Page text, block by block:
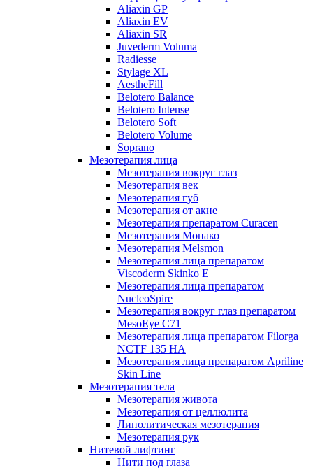
Aliaxin GP
Aliaxin EV
Aliaxin SR
Juvederm Voluma
Radiesse
Stylage XL
AestheFill
Belotero Balance
Belotero Intense
Belotero Soft
Belotero Volume
Soprano
Мезотерапия лица
Мезотерапия вокруг глаз
Мезотерапия век
Мезотерапия губ
Мезотерапия от акне
Мезотерапия препаратом Curacen
Мезотерапия Монако
Мезотерапия Melsmon
Мезотерапия лица препаратом
Viscoderm Skinko E
Мезотерапия лица препаратом
NucleoSpire
Мезотерапия вокруг глаз препаратом
MesoEye С71
Мезотерапия лица препаратом Filorga
NCTF 135 HA
Мезотерапия лица препаратом Apriline
Skin Line
Мезотерапия тела
Мезотерапия живота
Мезотерапия от целлюлита
Липолитическая мезотерапия
Мезотерапия рук
Нитевой лифтинг
Нити под глаза